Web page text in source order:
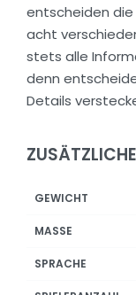
entscheiden die
acht
stets alle
denn
Details
GEWICHT
MASSE
SPRACHE